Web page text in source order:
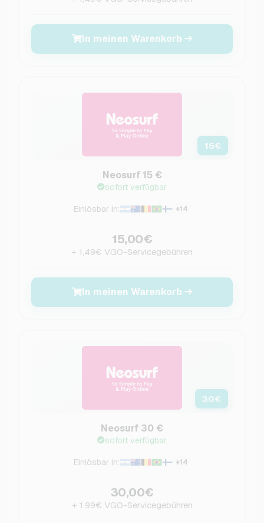
In meinen Warenkorb
15€
Neosurf 15 €
sofort verfügbar
Einlösbar in: +14
15,00€
+ 1,49€ VGO-Servicegebühren
In meinen Warenkorb
30€
Neosurf 30 €
sofort verfügbar
Einlösbar in: +14
30,00€
+ 1,99€ VGO-Servicegebühren